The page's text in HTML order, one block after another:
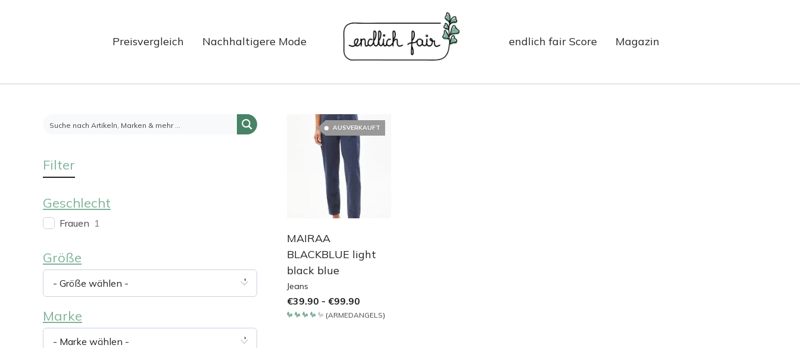
Preisvergleich Nachhaltigere Mode endlich fair Score Magazin
AUSVERKAUFT
MAIRAA
BLACKBLUE light
black blue
Jeans
€39.90 - €99.90
(ARMEDANGELS)
Filter
Geschlecht
Frauen 1
Größe
- Größe wählen -
Marke
- Marke wählen -